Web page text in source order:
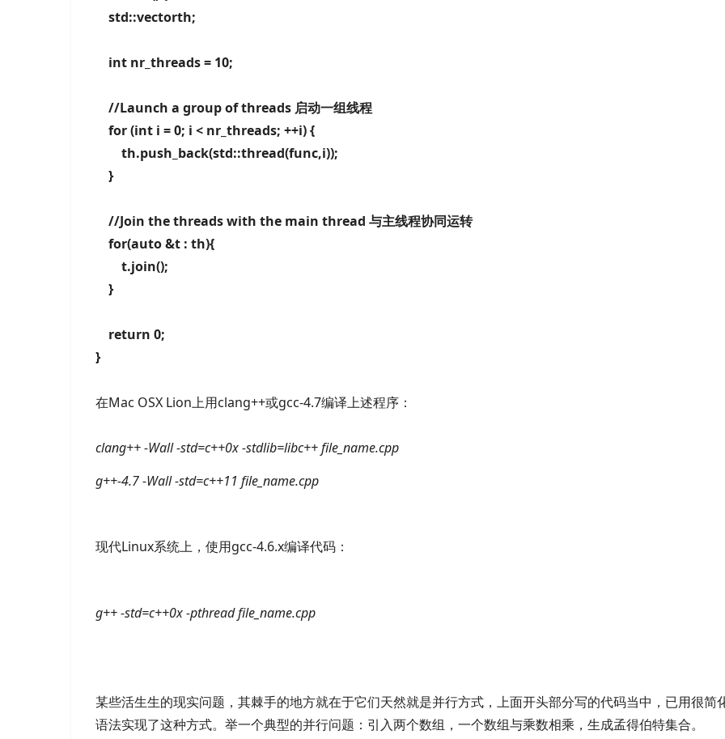
std::vectorth;
int nr_threads = 10;
//Launch a group of threads 启动一组线程
for (int i = 0; i < nr_threads; ++i) {
th.push_back(std::thread(func,i));
}
//Join the threads with the main thread 与主线程协同运转
for(auto &t : th){
t.join();
}
return 0;
}
在Mac OSX Lion上用clang++或gcc-4.7编译上述程序：
clang++ -Wall -std=c++0x -stdlib=libc++ file_name.cpp
g++-4.7 -Wall -std=c++11 file_name.cpp
现代Linux系统上，使用gcc-4.6.x编译代码：
g++ -std=c++0x -pthread file_name.cpp
某些活生生的现实问题，其棘手的地方就在于它们天然就是并行方式，上面开头部分写的代码当中，已用很简
语法实现了这种方式。举一个典型的并行问题：引入两个数组，一个数组与乘数相乘，生成孟得伯特集合。